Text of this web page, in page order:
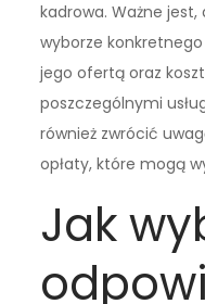
kadrowa. Ważne
wyborze
jego ofertą oraz
poszczególnymi
również zwrócić
opłaty, które mogą
Jak